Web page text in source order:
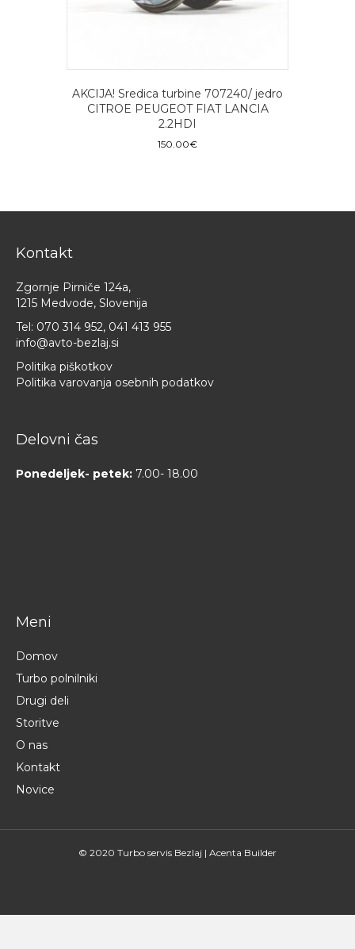
AKCIJA! Sredica turbine 707240/ jedro
CITROE PEUGEOT FIAT LANCIA
2.2HDI
150.00€
Kontakt
Zgornje Pirniče 124a,
1215 Medvode, Slovenija
Tel: 070 314 952, 041 413 955
info@avto-bezlaj.si
Politika piškotkov
Politika varovanja osebnih podatkov
Delovni čas
Ponedeljek- petek: 7.00- 18.00
Meni
Domov
Turbo polnilniki
Drugi deli
Storitve
O nas
Kontakt
Novice
© 2020 Turbo servis Bezlaj | Acenta Builder